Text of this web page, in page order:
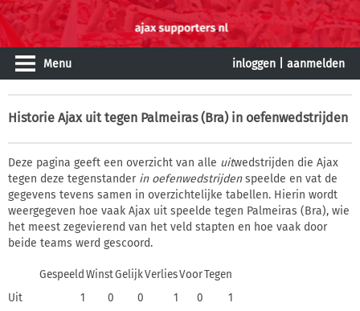
Menu inloggen aanmelden
Historie Ajax uit tegen Palmeiras (Bra) in oefenwedstrijden
Deze pagina geeft een overzicht van alle uitwedstrijden die Ajax
tegen deze tegenstander in oefenwedstrijdenspeelde en vat de
gegevens tevens samen in overzichtelijke tabellen. Hierin wordt
weergegeven hoe vaak Ajax uit speelde tegen Palmeiras (Bra), wie
het meest zegevierend van het veld stapten en hoe vaak door
beide teams werd gescoord.
Gespeeld WinstGelijkVerliesVoorTegen
Uit
1 0 0 1 0
1